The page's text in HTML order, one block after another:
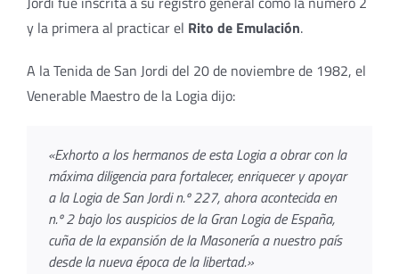
y la primera al practicar el Rito de Emulación.
A la Tenida de San Jordi del 20 de noviembre de 1982, el
Venerable Maestro de la Logia dijo:
«Exhorto a los hermanos de esta Logia a obrar con la
máxima diligencia para fortalecer, enriquecer y apoyar
a la Logia de San Jordi n.º 227, ahora acontecida en
n.º 2 bajo los auspicios de la Gran Logia de España,
cuña de la expansión de la Masonería a nuestro país
desde la nueva época de la libertad.»